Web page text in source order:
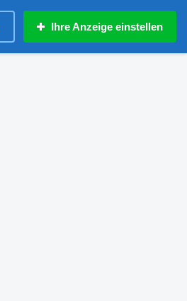
Ihre Anzeige einstellen